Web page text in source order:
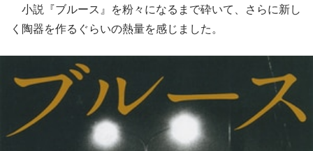
小説『ブルース』を粉々になるまで砕いて、さらに新し
く陶器を作るぐらいの熱量を感じました。